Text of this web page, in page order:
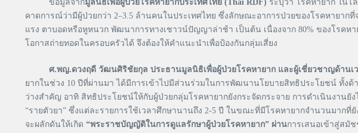
ข้อมูลจากมูลนิธิเพื่อผู้ป่วยโรคหายากประเทศไทย (Thai RDF) ระบุว่า โรคหายาก ในโ
คาดการณ์ว่ามีผู้ป่วยกว่า 2–3.5 ล้านคนในประเทศไทย ซึ่งลักษณะอาการป่วยของโรคหายาก
แรง ตาบอดหรือหูหนวก พัฒนาการทางเชาวน์ปัญญาล่าช้า เป็นต้น เนื่องจาก 80% ของโรคห
โอกาสถ่ายทอดในครอบครัวได้ จึงต้องให้คำแนะนำเพื่อป้องกันกลุ่มเสี่ยง
ศ.พญ.ดวงฤดี วัฒนศิริชัยกุล ประธานมูลนิธิเพื่อผู้ป่วยโรคหายาก และผู้เชี่ยวชาญด้าน
ยากในช่วง 10 ปีที่ผ่านมา ได้มีการเข้าไปมีส่วนร่วมในการพัฒนานโยบายสิทธิประโยชน์ ทั้ง
ว่างสำคัญ อาทิ สิทธิประโยชน์ให้กับผู้ป่วยกลุ่มโรคหายากยังกระจัดกระจาย การดำเนินงาน
“รายตัวยา” ซึ่งแต่ละรายการใช้เวลาศึกษานานถึง 2-5 ปี ในขณะที่มีโรคหายากจำนวนมาก
จะผลักดันให้เกิด “พระราชบัญญัติในการดูแลรักษาผู้ป่วยโรคหายาก” ผ่านการเสนอเข้าสู่สมั